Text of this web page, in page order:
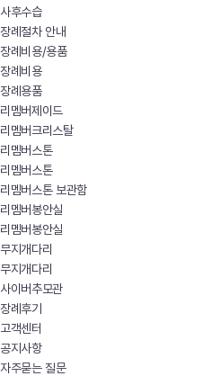
사후수습
장례절차 안내
장례비용/용품
장례비용
장례용품
리멤버제이드
리멤버크리스탈
리멤버스톤
리멤버스톤
리멤버스톤 보관함
리멤버봉안실
리멤버봉안실
무지개다리
무지개다리
사이버추모관
장례후기
고객센터
공지사항
자주묻는 질문